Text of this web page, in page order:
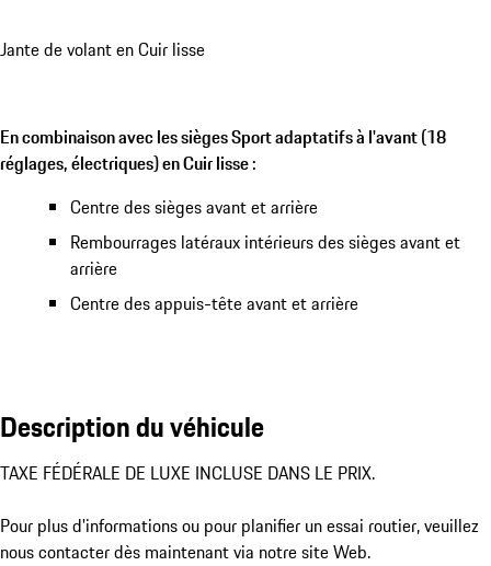
Jante de volant en Cuir lisse
En combinaison avec les sièges Sport adaptatifs à l'avant (18
réglages, électriques) en Cuir lisse :
Centre des sièges avant et arrière
Rembourrages latéraux intérieurs des sièges avant et
arrière
Centre des appuis-tête avant et arrière
Description du véhicule
TAXE FÉDÉRALE DE LUXE INCLUSE DANS LE PRIX.
Pour plus d'informations ou pour planifier un essai routier, veuillez
nous contacter dès maintenant via notre site Web.